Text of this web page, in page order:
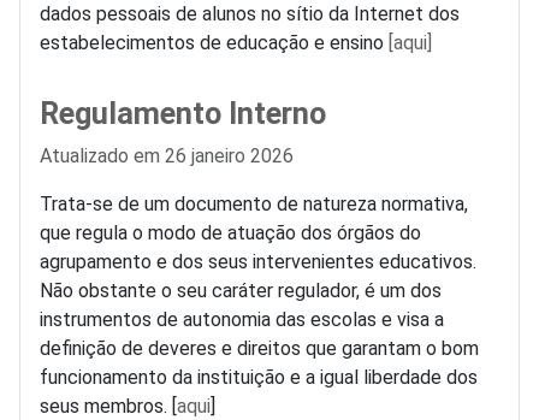
dados pessoais de alunos no sítio da Internet dos
estabelecimentos de educação e ensino [aqui]
Regulamento Interno
Detalhes
Atualizado em 26 janeiro 2026
Trata-se de um documento de natureza normativa,
que regula o modo de atuação dos órgãos do
agrupamento e dos seus intervenientes educativos.
Não obstante o seu caráter regulador, é um dos
instrumentos de autonomia das escolas e visa a
definição de deveres e direitos que garantam o bom
funcionamento da instituição e a igual liberdade dos
seus membros. [aqui]